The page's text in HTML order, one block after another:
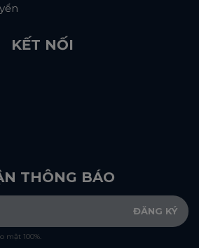
KẾT NỐI
THÔNG BÁO
mật 100%.